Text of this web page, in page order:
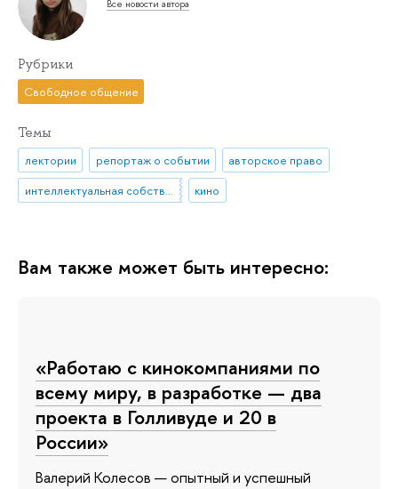
Все новости автора
Рубрики
Свободное общение
Темы
лектории репортаж о событии
авторское право
интеллектуальная собственность
кино
Вам также может быть интересно:
«Работаю с кинокомпаниями по
всему миру, в разработке — два
проекта в Голливуде и 20 в
России»
Валерий Колесов — опытный и успешный